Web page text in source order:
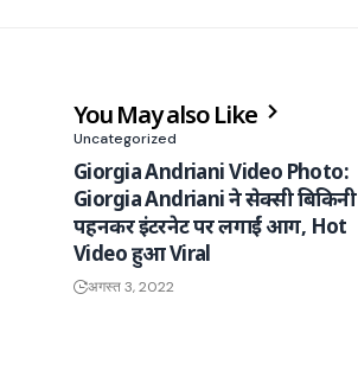
You May also Like
Uncategorized
Giorgia Andriani Video Photo:
Giorgia Andriani ने सेक्सी बिकिनी
पहनकर इंटरनेट पर लगाईं आग, Hot
Video हुआ Viral
अगस्त 3, 2022